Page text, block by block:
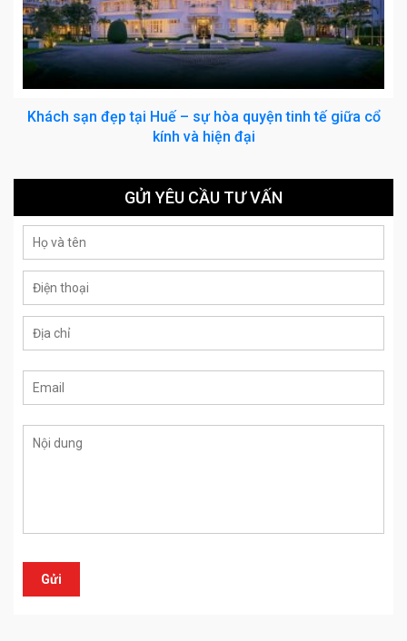
Khách sạn đẹp tại Huế – sự hòa quyện tinh tế giữa cổ
kính và hiện đại
GỬI YÊU CẦU TƯ VẤN